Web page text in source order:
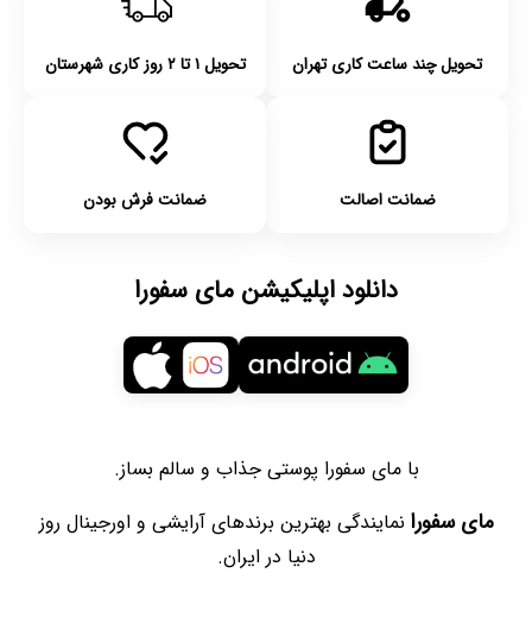
تحویل چند ساعت کاری تهران تحویل ۱ تا ۲ روز کاری شهرستان
ضمانت اصالت ضمانت فرش بودن
دانلود اپلیکیشن مای سفورا
با مای سفورا پوستی جذاب و سالم بساز.
مای سفورا نمایندگی بهترین برندهای آرایشی و اورجینال روز
دنیا در ایران.